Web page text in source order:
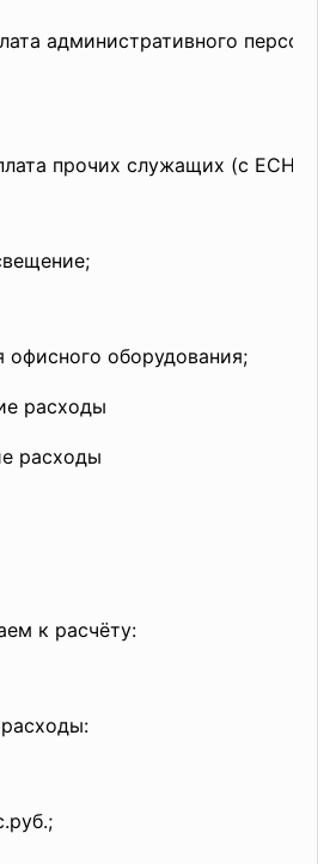
административного
прочих служащих (с ЕСН);
офисного оборудования;
расходы
расходы
расчёту: